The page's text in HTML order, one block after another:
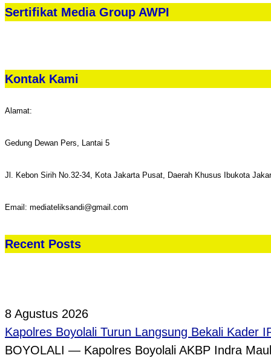
Sertifikat Media Group AWPI
Kontak Kami
Alamat:
Gedung Dewan Pers, Lantai 5
Jl. Kebon Sirih No.32-34, Kota Jakarta Pusat, Daerah Khusus Ibukota
Email: mediateliksandi@gmail.com
Recent Posts
8 Agustus 2026
Kapolres Boyolali Turun Langsung Bekali Kader
BOYOLALI — Kapolres Boyolali AKBP Indra